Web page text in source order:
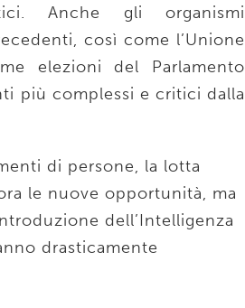
Anche gli organismi
così come l’Unione
elezioni del Parlamento
più complessi e critici dalla
di persone, la lotta
le nuove opportunità, ma
dell’Intelligenza
drasticamente